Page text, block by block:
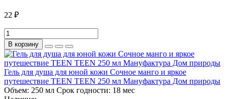
22 ₽
В корзину
Гель для душа для юной кожи Сочное манго и яркое
путешествие TEEN TEEN 250 мл Мануфактура Дом природы
Объем: 250 мл Срок годности: 18 мес